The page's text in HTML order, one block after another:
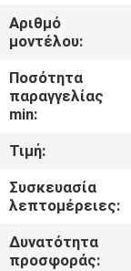
ΠΟΙΟΤΙΚΌΣ
ΈΛΕΓΧΟΣ
ΜΑΣ
ΕΛΆΤΕ
ΣΕ
ΕΠΑΦΉ
ΜΕ
Αριθμό
μοντέλου:
Ποσότητα
παραγγελίας
min:
Τιμή:
Συσκευασία
λεπτομέρειες:
Δυνατότητα
προσφοράς: